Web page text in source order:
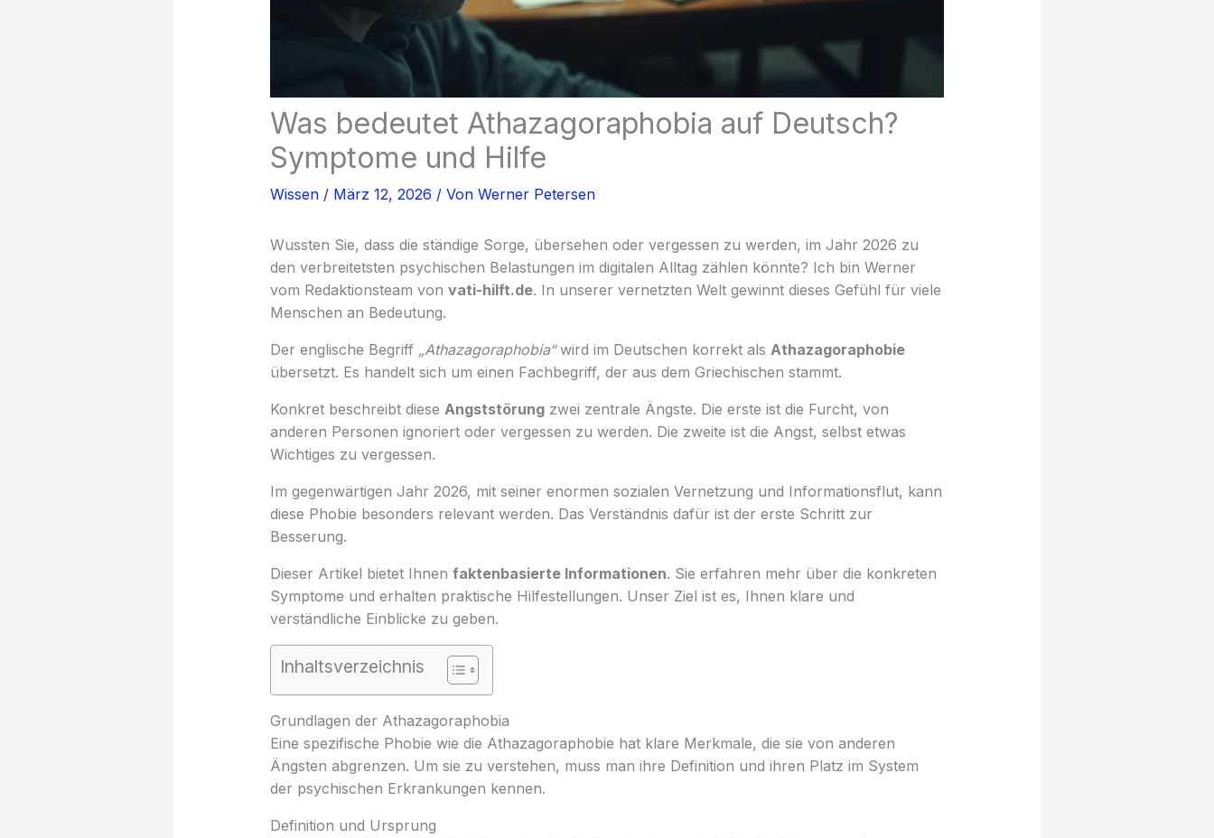
Was bedeutet Athazagoraphobia auf Deutsch?
Symptome und Hilfe
Wissen/ März 12, 2026 / Von Werner Petersen
Wussten Sie, dass die ständige Sorge, übersehen oder vergessen zu werden, im Jahr 2026 zu
den verbreitetsten psychischen Belastungen im digitalen Alltag zählen könnte? Ich bin Werner
vom Redaktionsteam von vati-hilft.de. In unserer vernetzten Welt gewinnt dieses Gefühl für viele
Menschen an Bedeutung.
Der englische Begriff „Athazagoraphobia“wird im Deutschen korrekt als Athazagoraphobie
übersetzt. Es handelt sich um einen Fachbegriff, der aus dem Griechischen stammt.
Konkret beschreibt diese Angststörungzwei zentrale Ängste. Die erste ist die Furcht, von
anderen Personen ignoriert oder vergessen zu werden. Die zweite ist die Angst, selbst etwas
Wichtiges zu vergessen.
Im gegenwärtigen Jahr 2026, mit seiner enormen sozialen Vernetzung und Informationsflut, kann
diese Phobie besonders relevant werden. Das Verständnis dafür ist der erste Schritt zur
Besserung.
Dieser Artikel bietet Ihnen faktenbasierte Informationen. Sie erfahren mehr über die konkreten
Symptome und erhalten praktische Hilfestellungen. Unser Ziel ist es, Ihnen klare und
verständliche Einblicke zu geben.
Inhaltsverzeichnis
Grundlagen der Athazagoraphobia
Eine spezifische Phobie wie die Athazagoraphobie hat klare Merkmale, die sie von anderen
Ängsten abgrenzen. Um sie zu verstehen, muss man ihre Definition und ihren Platz im System
der psychischen Erkrankungen kennen.
Definition und Ursprung